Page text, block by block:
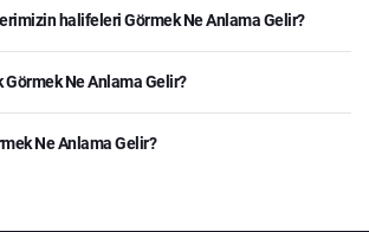
halifeleri Görmek Ne Anlama Gelir?
Ne Anlama Gelir?
Ne Anlama Gelir?